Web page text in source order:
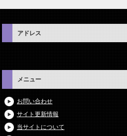
アドレス
メニュー
お問い合わせ
サイト更新情報
当サイトについて